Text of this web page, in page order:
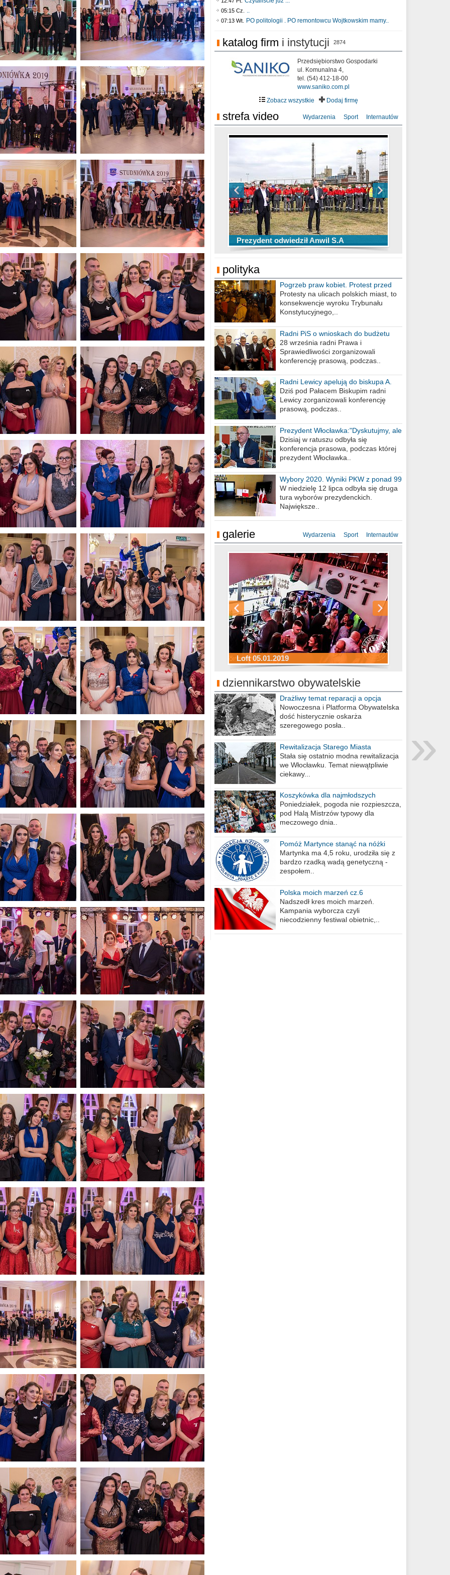
05:15 Cz. ..
07:13 Wt. PO politologii . PO remontowcu Wojtkowskim mamy..
katalog firm i instytucji 2874
Przedsiębiorstwo Gospodarki
ul. Komunalna 4,
tel. (54) 412-18-00
www.saniko.com.pl
Zobacz wszystkie
Dodaj firmę
strefa video Wydarzenia Sport Internautów
Prezydent odwiedził Anwil S.A
TOP 10 przechwytów Anwilu Włocławek
w EBL w sezonie 2019/2020
TOP 5 rzutów Anwilu Włocławek w BCL
w sezonie 2019/2020
Ni To Ponk - W oczach mamy strach
sixf33t .Last Year DRONE FOOTAGE
Włocławek
XXIII Sesja Rady Miasta Włocławek VIII
kadencji w dniu 09.06.2020 r.
polityka
Pogrzeb praw kobiet. Protest przed
biurem poselskim PiS
Protesty na ulicach polskich miast, to
konsekwencje wyroku Trybunału
Konstytucyjnego,..
Radni PiS o wnioskach do budżetu
miasta na 2021 rok
28 września radni Prawa i
Sprawiedliwości zorganizowali
konferencję prasową, podczas..
Radni Lewicy apelują do biskupa A.
Wiesława Meringa
Dziś pod Pałacem Biskupim radni
Lewicy zorganizowali konferencję
prasową, podczas..
Prezydent Włocławka:"Dyskutujmy, ale
nie obrażajmy się”
Dzisiaj w ratuszu odbyła się
konferencja prasowa, podczas której
prezydent Włocławka..
Wybory 2020. Wyniki PKW z ponad 99
procent obwodów
W niedzielę 12 lipca odbyła się druga
tura wyborów prezydenckich.
Największe..
galerie Wydarzenia Sport Internautów
Loft 05.01.2019
Sylwester Podgrodzie 31.12.2018
Sylwester Pensjonat Michelin 31.12.2018
Sylwester Hotel Młyn 31.12.2018
Sylwester Miejski 31.12.2018
Sylwester Loft 31.12.2018
dziennikarstwo obywatelskie
Drażliwy temat reparacji a opcja
berlińska
Nowoczesna i Platforma Obywatelska
dość histerycznie oskarża
szeregowego posła..
Rewitalizacja Starego Miasta
Stała się ostatnio modna rewitalizacja
we Włocławku. Temat niewątpliwie
ciekawy...
Koszykówka dla najmłodszych
Poniedziałek, pogoda nie rozpieszcza,
pod Halą Mistrzów typowy dla
meczowego dnia..
Pomóż Martynce stanąć na nóżki
Martynka ma 4,5 roku, urodziła się z
bardzo rzadką wadą genetyczną -
zespołem..
Polska moich marzeń cz.6
Nadszedł kres moich marzeń.
Kampania wyborcza czyli
niecodzienny festiwal obietnic,..
»